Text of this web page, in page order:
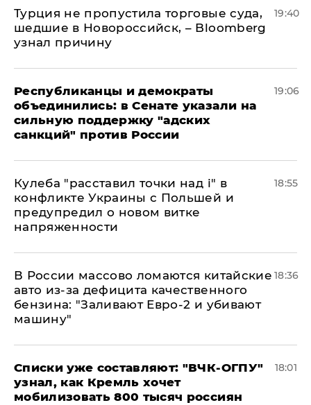
Турция не пропустила торговые суда,
шедшие в Новороссийск, – Bloomberg
узнал причину
19:40
Республиканцы и демократы
объединились: в Сенате указали на
сильную поддержку "адских
санкций" против России
19:06
Кулеба "расставил точки над і" в
конфликте Украины с Польшей и
предупредил о новом витке
напряженности
18:55
В России массово ломаются китайские
авто из-за дефицита качественного
бензина: "Заливают Евро-2 и убивают
машину"
18:36
Списки уже составляют: "ВЧК-ОГПУ"
узнал, как Кремль хочет
мобилизовать 800 тысяч россиян
18:01